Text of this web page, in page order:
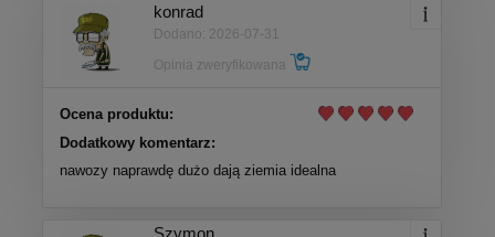
konrad
Dodano: 2026-07-31
Opinia zweryfikowana
Ocena produktu:
Dodatkowy komentarz:
nawozy naprawdę dużo dają ziemia idealna